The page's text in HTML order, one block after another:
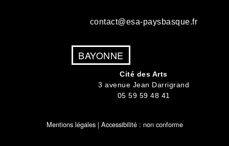
contact@esa-paysbasque.fr
BAYONNE
Cité des Arts
3 avenue Jean Darrigrand
05 59 59 48 41
Mentions légales| Accessibilité : non conforme